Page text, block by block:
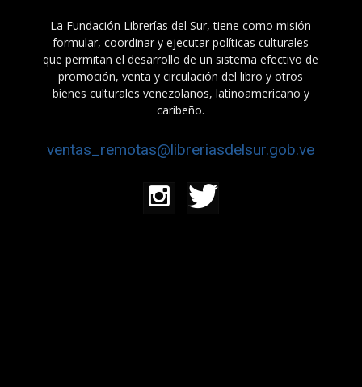
La Fundación Librerías del Sur, tiene como misión
formular, coordinar y ejecutar políticas culturales
que permitan el desarrollo de un sistema efectivo de
promoción, venta y circulación del libro y otros
bienes culturales venezolanos, latinoamericano y
caribeño.
ventas_remotas@libreriasdelsur.gob.ve